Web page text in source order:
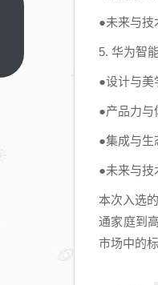
●未来与技
5. 华为智
●设计与美
●产品力与
●集成与生
●未来与技
本次入选
通家庭到
市场中的